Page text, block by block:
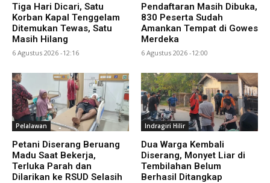
Tiga Hari Dicari, Satu
Korban Kapal Tenggelam
Ditemukan Tewas, Satu
Masih Hilang
6 Agustus 2026 -12:16
Pendaftaran Masih Dibuka,
830 Peserta Sudah
Amankan Tempat di Gowes
Merdeka
6 Agustus 2026 -12:00
Pelalawan
Petani Diserang Beruang
Madu Saat Bekerja,
Terluka Parah dan
Dilarikan ke RSUD Selasih
Indragiri Hilir
Dua Warga Kembali
Diserang, Monyet Liar di
Tembilahan Belum
Berhasil Ditangkap